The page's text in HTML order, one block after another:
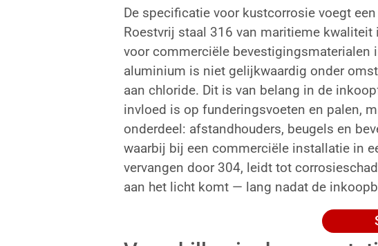
De specificatie voor kustcorrosie voegt
Roestvrij staal 316 van maritieme
voor commerciële bevestigingsmaterialen
aluminium is niet gelijkwaardig onder
aan chloride. Dit is van belang in de
invloed is op funderingsvoeten en palen,
onderdeel: afstandhouders, beugels en
waarbij bij een commerciële installatie in
vervangen door 304, leidt tot
aan het licht komt — lang nadat de